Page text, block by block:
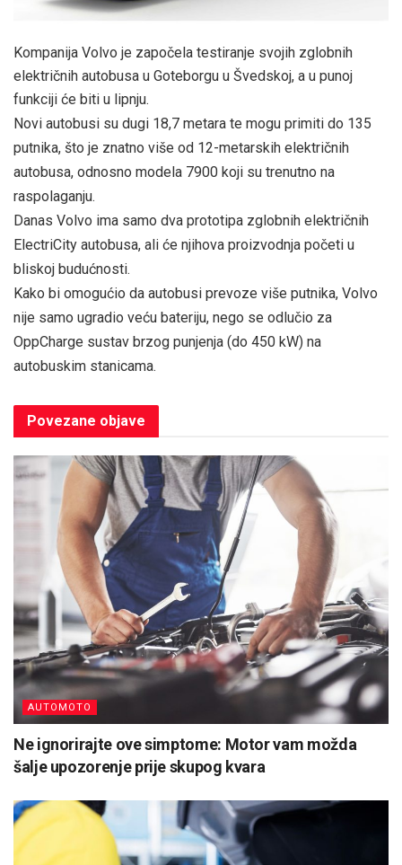
Kompanija Volvo je započela testiranje svojih zglobnih
električnih autobusa u Goteborgu u Švedskoj, a u punoj
funkciji će biti u lipnju.
Novi autobusi su dugi 18,7 metara te mogu primiti do 135
putnika, što je znatno više od 12-metarskih električnih
autobusa, odnosno modela 7900 koji su trenutno na
raspolaganju.
Danas Volvo ima samo dva prototipa zglobnih električnih
ElectriCity autobusa, ali će njihova proizvodnja početi u
bliskoj budućnosti.
Kako bi omogućio da autobusi prevoze više putnika, Volvo
nije samo ugradio veću bateriju, nego se odlučio za
OppCharge sustav brzog punjenja (do 450 kW) na
autobuskim stanicama.
Povezane objave
AUTOMOTO
Ne ignorirajte ove simptome: Motor vam možda
šalje upozorenje prije skupog kvara